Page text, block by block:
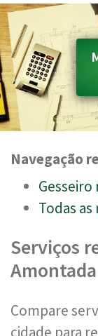
Navegação
Gesseiro
Todas
Serviços
Amontada
Compare
cidade para